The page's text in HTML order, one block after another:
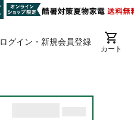
ログイン・新規会員登録
カート